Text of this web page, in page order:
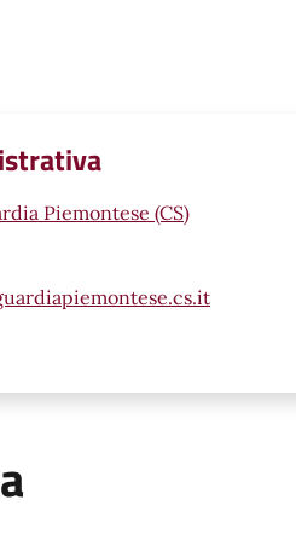
Piemontese (CS)